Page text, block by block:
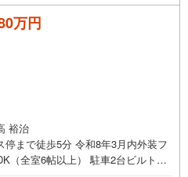
万円
裕治
停まで徒歩5分 令和8年3月内外装フ
（全室6帖以上） 駐車2台ビルトイ